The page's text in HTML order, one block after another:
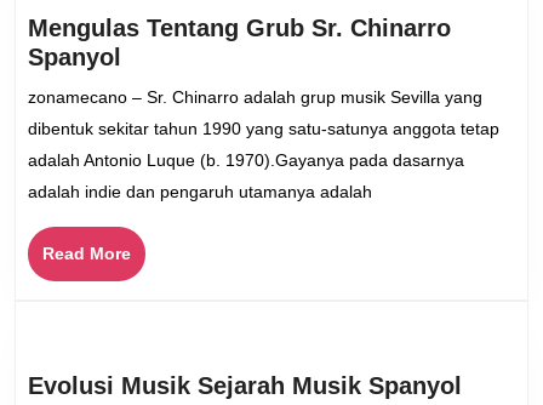
Mengulas Tentang Grub Sr. Chinarro
Spanyol
Tentang
Sr.
Chinarro
Spanyol
zonamecano – Sr. Chinarro adalah grup musik Sevilla yang
dibentuk sekitar tahun 1990 yang satu-satunya anggota tetap
adalah Antonio Luque (b. 1970).Gayanya pada dasarnya
adalah indie dan pengaruh utamanya adalah
Read MoreRead
More
Evolusi Musik Sejarah Musik Spanyol